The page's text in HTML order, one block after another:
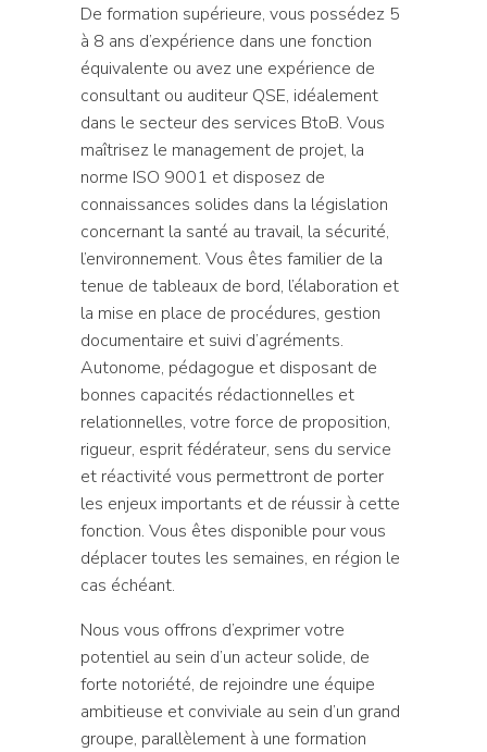
De formation supérieure, vous possédez 5
à 8 ans d’expérience dans une fonction
équivalente ou avez une expérience de
consultant ou auditeur QSE, idéalement
dans le secteur des services BtoB. Vous
maîtrisez le management de projet, la
norme ISO 9001 et disposez de
connaissances solides dans la législation
concernant la santé au travail, la sécurité,
l’environnement. Vous êtes familier de la
tenue de tableaux de bord, l’élaboration et
la mise en place de procédures, gestion
documentaire et suivi d’agréments.
Autonome, pédagogue et disposant de
bonnes capacités rédactionnelles et
relationnelles, votre force de proposition,
rigueur, esprit fédérateur, sens du service
et réactivité vous permettront de porter
les enjeux importants et de réussir à cette
fonction. Vous êtes disponible pour vous
déplacer toutes les semaines, en région le
cas échéant.
Nous vous offrons d’exprimer votre
potentiel au sein d’un acteur solide, de
forte notoriété, de rejoindre une équipe
ambitieuse et conviviale au sein d’un grand
groupe, parallèlement à une formation